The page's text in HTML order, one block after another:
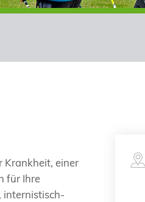
Krankheit, einer
für Ihre
internistisch-